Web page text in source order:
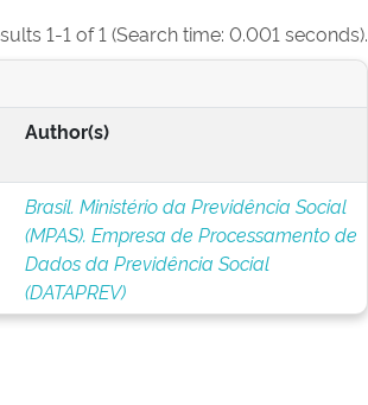
1-1 of 1 (Search time: 0.001 seconds).
Author(s)
Brasil. Ministério da Previdência Social
(MPAS). Empresa de Processamento de
Dados da Previdência Social
(DATAPREV)